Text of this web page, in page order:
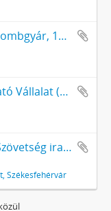
A Duna-Mix Kft. (1976-ig Dunai Gombgyár, 1993-ig Dunai Tömegcikkipari Vállalat), Vác iratai
A Észak-Dunántúli Áramszolgáltató Vállalat (ÉDÁSZ) Esztergomi Igazgatósága Váci Üzemvezetőségének iratai
A Fejér Megyei Természetbarát Szövetség iratai
Székesfehérvár